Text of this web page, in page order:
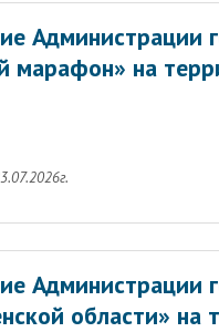
Администрации
марафон» на
Администрации
области» на